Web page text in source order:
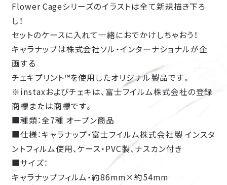
NEWS
ON AIR
GLOBAL STREAMING
INTRODUCTION
STORY
STAFF
Flower Cageシリーズのイラストは全て新規描き下ろ
し！
セットのケースに入れて一緒におでかけしちゃおう！
キャラナップは株式会社ソル・インターナショナルが企
画する
チェキプリント™を使用したオリジナル製品です。
※instaxおよびチェキは、富士フイルム株式会社の登録
商標または商標です。
■種類：全7種 オープン商品
■仕様：キャラナップ・富士フイルム株式会社製 インスタ
ントフィルム使用、ケース・PVC製、ナスカン付き
■サイズ：
キャラナップフィルム・約86mm×約54mm